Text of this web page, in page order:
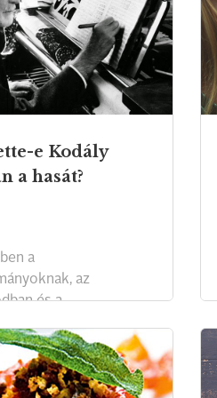
e Kodály
a hasát?
a
az
és a